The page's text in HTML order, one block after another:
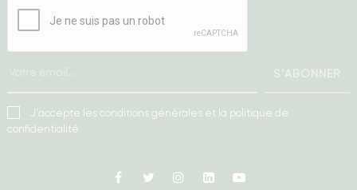
S'ABONNER
J'accepte les conditions générales et la politique de
confidentialité
Facebook
Twitter InstagramLinkedin